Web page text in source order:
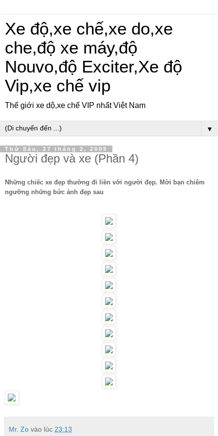
Xe độ,xe chế,xe do,xe
che,độ xe máy,độ
Nouvo,độ Exciter,Xe độ
Vip,xe chế vip
Thế giới xe dộ,xe chế VIP nhất Việt Nam
▼
Thứ Sáu, 27 tháng 2, 2009
Người đẹp và xe (Phần 4)
Những chiếc xe đẹp thường đi liền với người đẹp. Mời bạn chiêm
ngưỡng những bức ảnh đẹp sau
Mr. Zo vào lúc 23:13